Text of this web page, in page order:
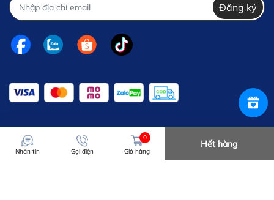
Đăng ký
Nhắn tin Gọi điện
0
Giỏ hàng
Hết hàng